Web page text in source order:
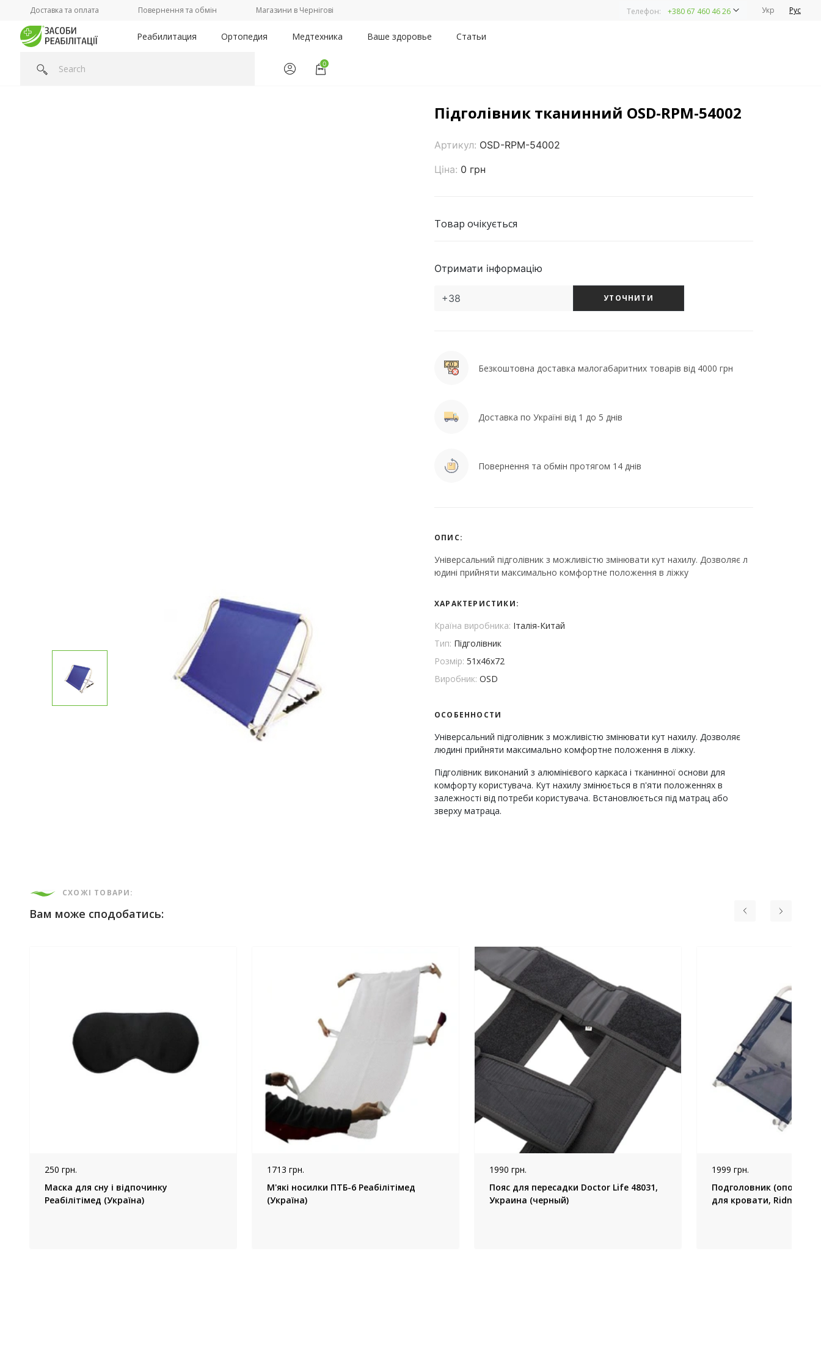
Доставка та оплата Повернення та обмін Магазини в Чернігові Телефон: +380 67 460 46 26 Укр Рус
Реабилитация Ортопедия Медтехника Ваше здоровье Статьи
0
Головна/Категорії / Аксессуары к медицинским кроватям
Підголівник тканинний OSD-RPM-54002
Артикул: OSD-RPM-54002
Ціна: 0 грн
Товар очікується
Отримати інформацію
УТОЧНИТИ
Безкоштовна доставка малогабаритних товарів від 4000 грн
Доставка по Україні від 1 до 5 днів
Повернення та обмін протягом 14 днів
ОПИС:
Універсальний підголівник з можливістю змінювати кут нахилу. Дозволяє л
юдині прийняти максимально комфортне положення в ліжку
ХАРАКТЕРИСТИКИ:
Країна виробника: Італія-Китай
Тип: Підголівник
Розмір: 51х46х72
Виробник: OSD
ОСОБЕННОСТИ
Універсальний підголівник з можливістю змінювати кут нахилу. Дозволяє
людині прийняти максимально комфортне положення в ліжку.
Підголівник виконаний з алюмінієвого каркаса і тканинної основи для
комфорту користувача. Кут нахилу змінюється в п'яти положеннях в
залежності від потреби користувача. Встановлюється під матрац або
зверху матраца.
СХОЖІ ТОВАРИ:
Вам може сподобатись:
250 грн.
Маска для сну і відпочинку
Реабілітімед (Україна)
1713 грн.
М'які носилки ПТБ-6 Реабілітімед
(Україна)
1990 грн.
Пояс для пересадки Doctor Life 48031,
Украина (черный)
1999 грн.
Подголовник (опора)
для кровати, Ridni